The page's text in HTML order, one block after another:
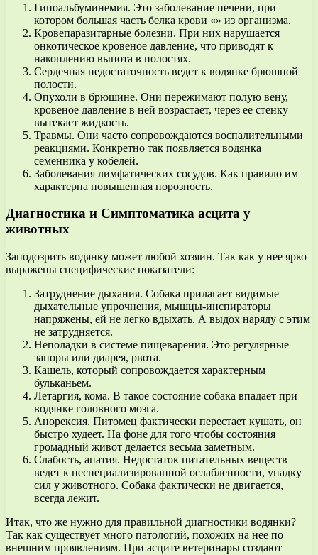
Гипоальбуминемия. Это заболевание печени, при
котором большая часть белка крови «» из организма.
Кровепаразитарные болезни. При них нарушается
онкотическое кровеное давление, что приводят к
накоплению выпота в полостях.
Сердечная недостаточность ведет к водянке брюшной
полости.
Опухоли в брюшине. Они пережимают полую вену,
кровеное давление в ней возрастает, через ее стенку
вытекает жидкость.
Травмы. Они часто сопровождаются воспалительными
реакциями. Конкретно так появляется водянка
семенника у кобелей.
Заболевания лимфатических сосудов. Как правило им
характерна повышенная порозность.
Диагностика и Симптоматика асцита у
животных
Заподозрить водянку может любой хозяин. Так как у нее ярко
выражены специфические показатели:
Затруднение дыхания. Собака прилагает видимые
дыхательные упрочнения, мышцы-инспираторы
напряжены, ей не легко вдыхать. А выдох наряду с этим
не затрудняется.
Неполадки в системе пищеварения. Это регулярные
запоры или диарея, рвота.
Кашель, который сопровождается характерным
бульканьем.
Летаргия, кома. В такое состояние собака впадает при
водянке головного мозга.
Анорексия. Питомец фактически перестает кушать, он
быстро худеет. На фоне для того чтобы состояния
громадный живот делается весьма заметным.
Слабость, апатия. Недостаток питательных веществ
ведет к неспециализированной ослабленности, упадку
сил у животного. Собака фактически не двигается,
всегда лежит.
Итак, что же нужно для правильной диагностики водянки?
Так как существует много патологий, похожих на нее по
внешним проявлениям. При асците ветеринары создают